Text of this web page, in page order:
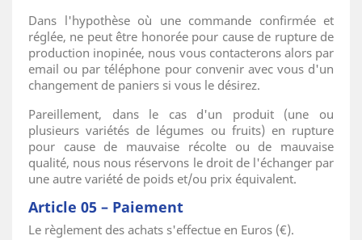
Dans l'hypothèse où une commande confirmée et
réglée, ne peut être honorée pour cause de rupture de
production inopinée, nous vous contacterons alors par
email ou par téléphone pour convenir avec vous d'un
changement de paniers si vous le désirez.
Pareillement, dans le cas d'un produit (une ou
plusieurs variétés de légumes ou fruits) en rupture
pour cause de mauvaise récolte ou de mauvaise
qualité, nous nous réservons le droit de l'échanger par
une autre variété de poids et/ou prix équivalent.
Article 05 – Paiement
Le règlement des achats s'effectue en Euros (€).